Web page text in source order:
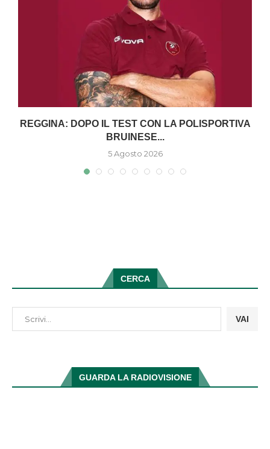
REGGINA: DOPO IL TEST CON LA POLISPORTIVA
BRUINESE...
5 Agosto 2026
CERCA
VAI
GUARDA LA RADIOVISIONE